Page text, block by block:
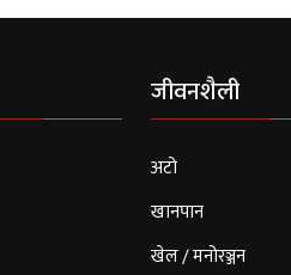
जीवनशैली
अटो
खानपान
खेल / मनोरञ्जन